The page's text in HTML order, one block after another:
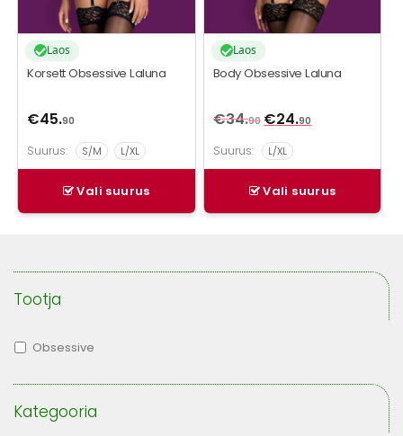
Laos
Korsett Obsessive Laluna
€45.90
Suurus: S/M L/XL
Vali suurus
Laos
Body Obsessive Laluna
€34.90 Algne
oli:
€34.90.
€24.90Praegune
€24.90.
Suurus: L/XL
Vali suurus
Tootja
Obsessive
Kategooria